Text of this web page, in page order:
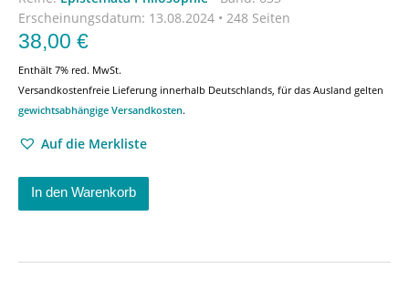
Erscheinungsdatum: 13.08.2024 • 248 Seiten
38,00 €
Enthält 7% red. MwSt.
Versandkostenfreie Lieferung innerhalb Deutschlands, für das Ausland gelten
gewichtsabhängige Versandkosten.
Auf die Merkliste
In den Warenkorb